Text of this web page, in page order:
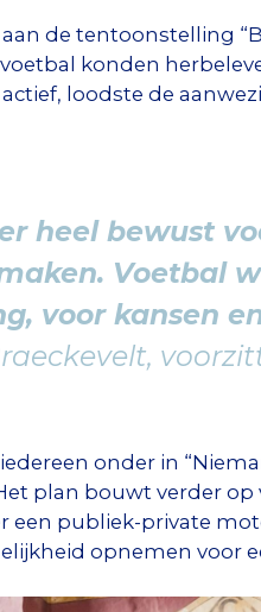
de tentoonstelling
konden
loodste de
heel bewust
Voetbal
voor kansen
onder in
plan bouwt verder
publiek-private
opnemen voor